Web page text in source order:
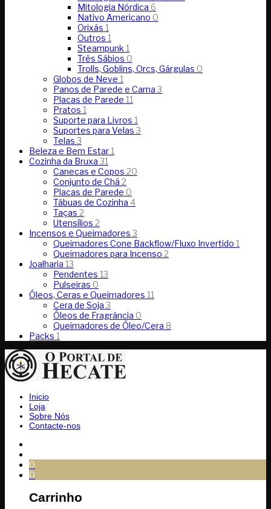
Mitologia Nórdica 6
Nativo Americano 0
Orixás 1
Outros 1
Steampunk 1
Três Sábios 0
Trolls, Goblins, Orcs, Gárgulas 0
Globos de Neve 1
Panos de Parede e Cama3
Placas de Parede 11
Pratos 1
Suporte para Livros 1
Suportes para Velas3
Telas3
Beleza e Bem Estar 1
Cozinha da Bruxa31
Canecas e Copos 20
Conjunto de Chá 2
Placas de Parede 0
Tábuas de Cozinha 4
Taças 2
Utensílios 2
Incensos e Queimadores3
Queimadores Cone Backflow/Fluxo Invertido 1
Queimadores para Incenso 2
Joalharia 13
Pendentes 13
Pulseiras 0
Óleos, Ceras e Queimadores 11
Cera de Soja3
Óleos de Fragrância 0
Queimadores de Óleo/Cera 8
Packs 1
Inicio
Loja
Sobre Nós
Contacte-nos
0
0
Carrinho